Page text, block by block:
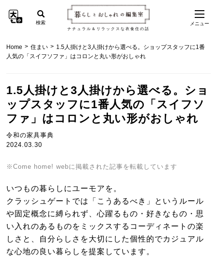
ナチュラル＆リラックスな衣食住の話
検索 メニュー
Home > 住まい > 1.5人掛けと3人掛けから選べる。ショップスタッフに1番
人気の「スイフソファ」はコロンと丸い形がおしゃれ
1.5人掛けと3人掛けから選べる。ショ
ップスタッフに1番人気の「スイフソ
ファ」はコロンと丸い形がおしゃれ
令和の家具事典
2024.03.30
※Come home! webに掲載された記事を転載しています
いつもの暮らしにユーモアを。
クラッシュゲートでは「こうあるべき」というルール
や固定概念に縛られず、心躍るもの・好きなもの・思
い入れのあるものをミックスするコーディネートの楽
しさと、自分らしさを大切にした個性的でカジュアル
な心地の良い暮らしを提案しています。